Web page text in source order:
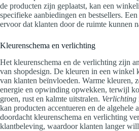
de producten zijn geplaatst, kan een
specifieke aanbiedingen en bestsellers.
ervoor dat klanten door de ruimte kunnen
Kleurenschema en verlichting
Het kleurenschema en de verlichting zijn
van shopdesign. De kleuren in een winkel
van klanten beïnvloeden. Warme kleuren,
energie en opwinding opwekken, terwijl
groen, rust en kalmte uitstralen. Verlichting
kan producten accentueren en de algehele
doordacht kleurenschema en verlichting
klantbeleving, waardoor klanten langer